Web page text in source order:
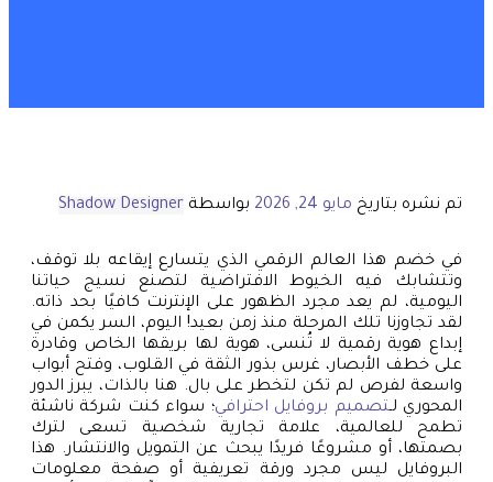
تم نشره بتاريخ مايو 24, 2026 بواسطة Shadow Designer
في خضم هذا العالم الرقمي الذي يتسارع إيقاعه بلا توقف،
وتتشابك فيه الخيوط الافتراضية لتصنع نسيج حياتنا
اليومية، لم يعد مجرد الظهور على الإنترنت كافيًا بحد ذاته.
لقد تجاوزنا تلك المرحلة منذ زمن بعيد! اليوم، السر يكمن في
إبداع هوية رقمية لا تُنسى، هوية لها بريقها الخاص وقادرة
على خطف الأبصار، غرس بذور الثقة في القلوب، وفتح أبواب
واسعة لفرص لم تكن لتخطر على بال. هنا بالذات، يبرز الدور
المحوري لـتصميم بروفايل احترافي؛ سواء كنت شركة ناشئة
تطمح للعالمية، علامة تجارية شخصية تسعى لترك
بصمتها، أو مشروعًا فريدًا يبحث عن التمويل والانتشار. هذا
البروفايل ليس مجرد ورقة تعريفية أو صفحة معلومات